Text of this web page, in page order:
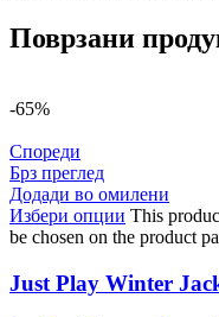
Поврзани
-65%
Спореди
Брз преглед
Додади во омилени
Избери опции This
be chosen on the product
Just Play Winter